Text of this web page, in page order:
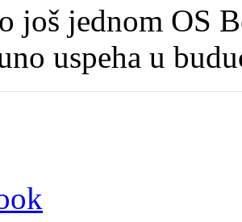
još jednom OS
uspeha u